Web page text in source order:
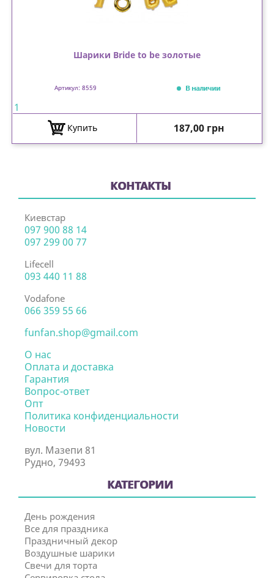
Шарики Bride to be золотые
Артикул: 8559 В наличии
1
Купить Цена
187,00 грн
КОНТАКТЫ
Киевстар
097 900 88 14
097 299 00 77
Lifecell
093 440 11 88
Vodafone
066 359 55 66
funfan.shop@gmail.com
О нас
Оплата и доставка
Гарантия
Вопрос-ответ
Опт
Политика конфиденциальности
Новости
вул. Мазепи 81
Рудно, 79493
КАТЕГОРИИ
День рождения
Все для праздника
Праздничный декор
Воздушные шарики
Свечи для торта